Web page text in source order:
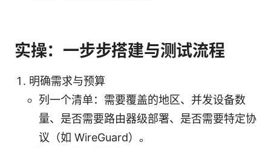
实操：一步步搭建与测试流程
明确需求与预算
列一个清单：需要覆盖的地区、并发设备数
量、是否需要路由器级部署、是否需要特定协
议（如 WireGuard）。